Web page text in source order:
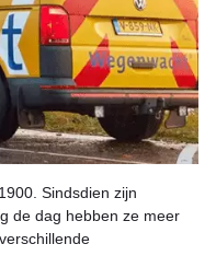
Sindsdien zijn
de dag hebben ze meer